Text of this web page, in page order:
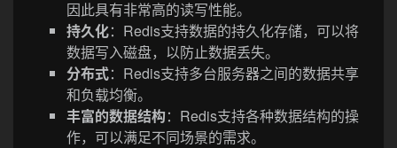
因此具有非常高的读写性能。
持久化：Redis支持数据的持久化存储，可以将
数据写入磁盘，以防止数据丢失。
分布式：Redis支持多台服务器之间的数据共享
和负载均衡。
丰富的数据结构：Redis支持各种数据结构的操
作，可以满足不同场景的需求。